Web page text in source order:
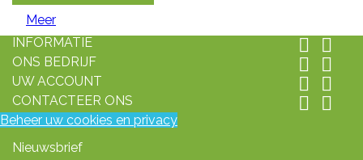
Meer
INFORMATIE
 
ONS BEDRIJF  
UW ACCOUNT  
CONTACTEER ONS  
Beheer uw cookies en privacy
Nieuwsbrief